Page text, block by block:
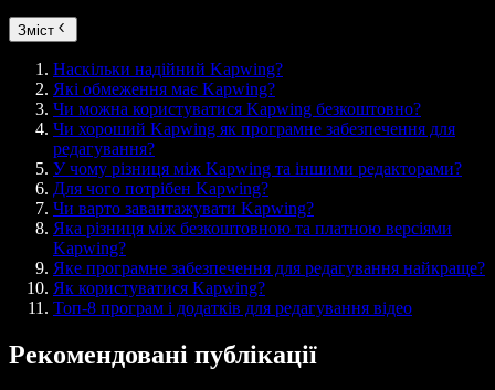
Зміст
Наскільки надійний Kapwing?
Які обмеження має Kapwing?
Чи можна користуватися Kapwing безкоштовно?
Чи хороший Kapwing як програмне забезпечення для
редагування?
У чому різниця між Kapwing та іншими редакторами?
Для чого потрібен Kapwing?
Чи варто завантажувати Kapwing?
Яка різниця між безкоштовною та платною версіями
Kapwing?
Яке програмне забезпечення для редагування найкраще?
Як користуватися Kapwing?
Топ-8 програм і додатків для редагування відео
Рекомендовані публікації